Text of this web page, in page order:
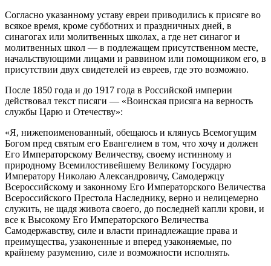
Согласно указанному уставу евреи приводились к присяге во
всякое время, кроме субботних и праздничных дней, в
синагогах или молитвенных школах, а где нет синагог и
молитвенных школ — в подлежащем присутственном месте,
начальствующими лицами и раввином или помощником его, в
присутствии двух свидетелей из евреев, где это возможно.
После 1850 года и до 1917 года в Российской империи
действовал текст писяги — «Воинская присяга на верность
службы Царю и Отечеству»:
«Я, нижепоименованный, обещаюсь и клянусь Всемогущим
Богом пред святым его Евангелием в том, что хочу и должен
Его Императорскому Величеству, своему истинному и
природному Всемилостивейшему Великому Государю
Императору Николаю Александровичу, Самодержцу
Всероссийскому и законному Его Императорского Величества
Всероссийского Престола Наследнику, верно и нелицемерно
служить, не щадя живота своего, до последней капли крови, и
все к Высокому Его Императорского Величества
Самодержавству, силе и власти принадлежащие права и
преимущества, узаконенные и вперед узаконяемые, по
крайнему разумению, силе и возможности исполнять.